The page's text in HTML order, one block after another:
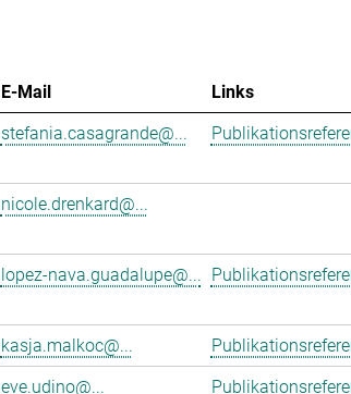
E-Mail
Links
stefania.casagrande@...
nicole.drenkard@...
lopez-nava.guadalupe@...
kasja.malkoc@...
eve.udino@...